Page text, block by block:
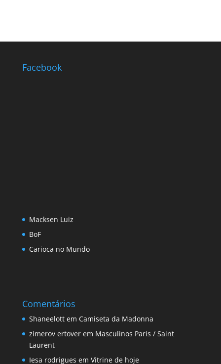
Facebook
Macksen Luiz
BoF
Carioca no Mundo
Comentários
Shaneelottem Camiseta da Madonna
zimerov ertoverem Masculinos Paris / Saint
Laurent
Iesa rodrigues em Vitrine de hoje